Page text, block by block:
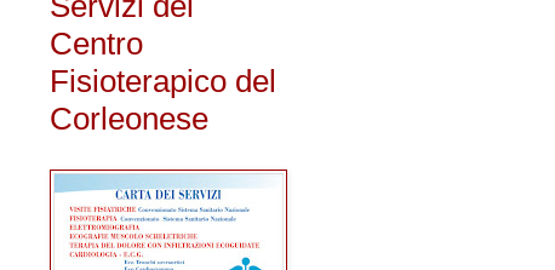
Centro
Fisioterapico del
Corleonese